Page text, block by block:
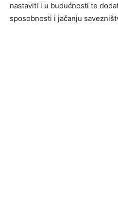
nastaviti i u budućnosti te
sposobnosti i jačanju